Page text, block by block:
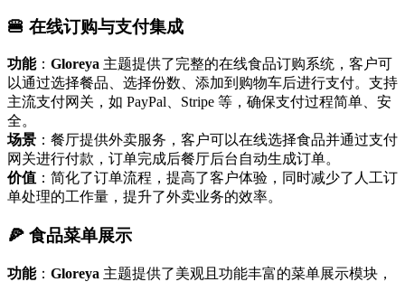
🍔 在线订购与支付集成
功能： Gloreya 主题提供了完整的在线食品订购系统，客户可
以通过选择餐品、选择份数、添加到购物车后进行支付。支持
主流支付网关，如 PayPal、Stripe 等，确保支付过程简单、安
全。
场景 ：餐厅提供外卖服务，客户可以在线选择食品并通过支付
网关进行付款，订单完成后餐厅后台自动生成订单。
价值 ：简化了订单流程，提高了客户体验，同时减少了人工订
单处理的工作量，提升了外卖业务的效率。
🍕 食品菜单展示
功能： Gloreya 主题提供了美观且功能丰富的菜单展示模块，